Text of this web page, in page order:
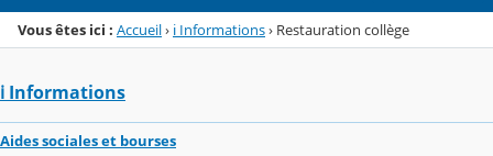
Vous êtes ici : Accueil› ℹ️ Informations› Restauration collège
ℹ️ Informations
Aides sociales et bourses